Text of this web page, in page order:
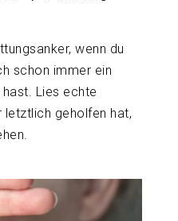
wenn du
schon immer ein
Lies echte
letztlich geholfen hat,